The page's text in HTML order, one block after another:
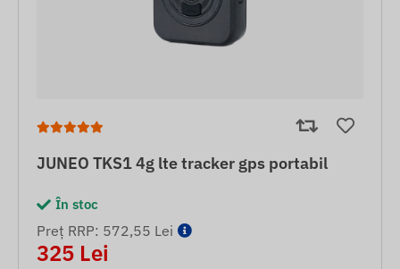
JUNEO TKS1 4g lte tracker gps portabil
În stoc
Preț RRP: 572,55 Lei
325 Lei